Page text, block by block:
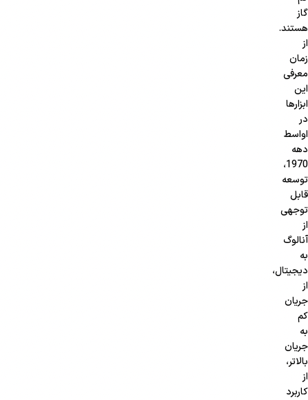
گاز
هستند.
از
زمان
معرفی
این
ابزارها
در
اواسط
دهه
1970،
توسعه
قابل
توجهی
از
آنالوگ
به
دیجیتال،
از
جریان
کم
به
جریان
بالاتر،
از
کاربرد